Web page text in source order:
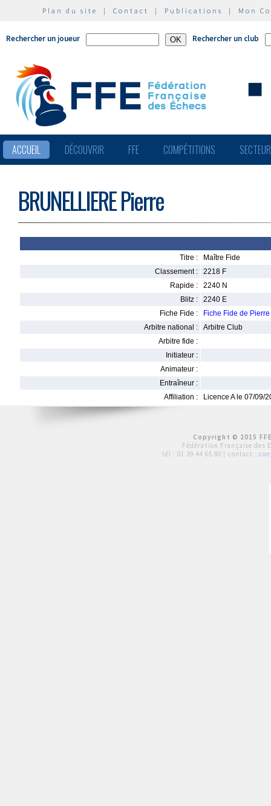
Plan du site | Contact | Publications | Mon
Rechercher un joueur Rechercher un club
ACCUEIL DÉCOUVRIR FFE COMPÉTITIONS
BRUNELLIERE Pierre
Titre :
Maître Fide
Classement :
2218 F
Rapide :
2240 N
Blitz :
2240 E
Fiche Fide :
Fiche Fide de
Arbitre national :
Arbitre Club
Arbitre fide :
Initiateur :
Animateur :
Entraîneur :
Affiliation :
Licence A le 07/09/
Copyright © 2015
Fédération Française des
tél : 01 39 44 65 80 | contact :